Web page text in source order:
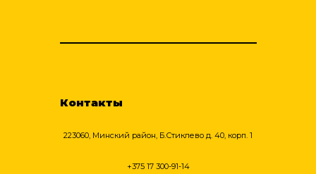
Контакты
223060, Минский район, Б.Стиклево д. 40, корп. 1
+375 17 300-91-14